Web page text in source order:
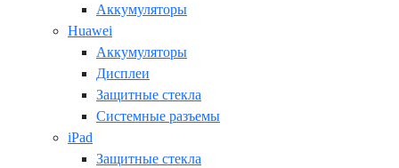
Аккумуляторы
Huawei
Аккумуляторы
Дисплеи
Защитные стекла
Системные разъемы
iPad
Защитные стекла